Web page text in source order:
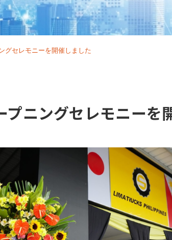
グセレモニーを開催しました
プニングセレモニーを